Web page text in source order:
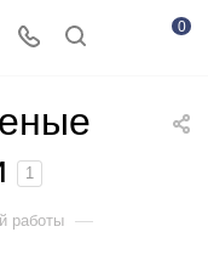
0
1
работы —